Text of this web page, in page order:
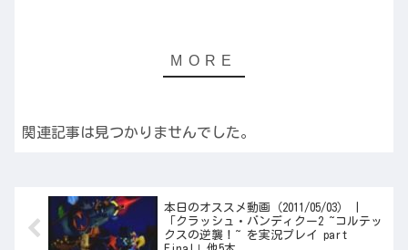
関連記事は見つかりませんでした。
本日のオススメ動画（2011/05/03） |
「クラッシュ・バンディクー2 ~コルテッ
クスの逆襲！~ を実況プレイ part